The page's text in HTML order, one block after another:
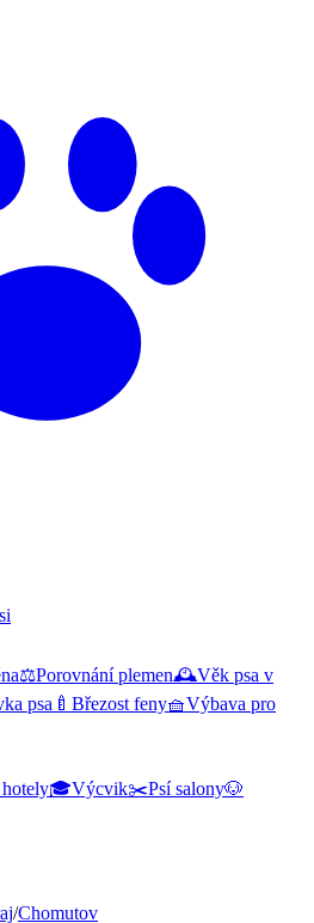
⚖️Porovnání plemen🕰️Věk psa v
psa 🍼 Březost feny🧺Výbava pro
🎓Výcvik✂️Psí salony🐶
/Chomutov